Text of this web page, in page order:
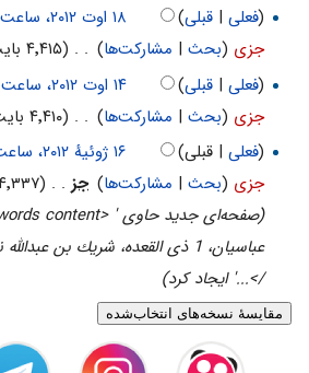
(فعلی| قبلی)
جزی (بحث| مشارکت‌ها)
. . (۴٬۴۱۵ بایت)
(فعلی| قبلی)
جزی (بحث| مشارکت‌ها)
. . (۴٬۴۱۰ بایت)
(فعلی| قبلی)
جزی (بحث| مشارکت‌ها)
‏جز . . (۴٬۳۳۷ بایت)
عباسیان، 1 ذی القعده، شريك بن
/>...' ایجاد کرد)